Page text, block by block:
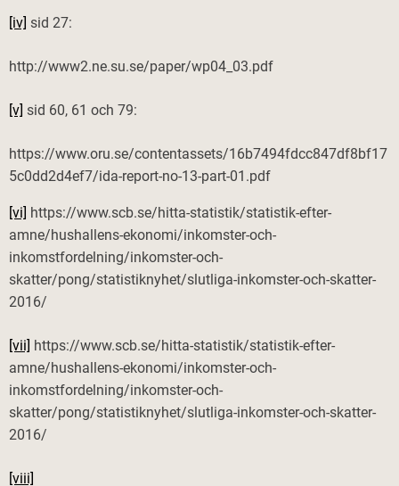
[iv] sid 27:
http://www2.ne.su.se/paper/wp04_03.pdf
[v] sid 60, 61 och 79:
https://www.oru.se/contentassets/16b7494fdcc847df8bf17
5c0dd2d4ef7/ida-report-no-13-part-01.pdf
[vi] https://www.scb.se/hitta-statistik/statistik-efter-
amne/hushallens-ekonomi/inkomster-och-
inkomstfordelning/inkomster-och-
skatter/pong/statistiknyhet/slutliga-inkomster-och-skatter-
2016/
[vii] https://www.scb.se/hitta-statistik/statistik-efter-
amne/hushallens-ekonomi/inkomster-och-
inkomstfordelning/inkomster-och-
skatter/pong/statistiknyhet/slutliga-inkomster-och-skatter-
2016/
[viii]